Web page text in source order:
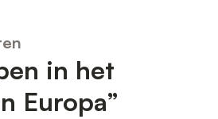
in het
Europa”